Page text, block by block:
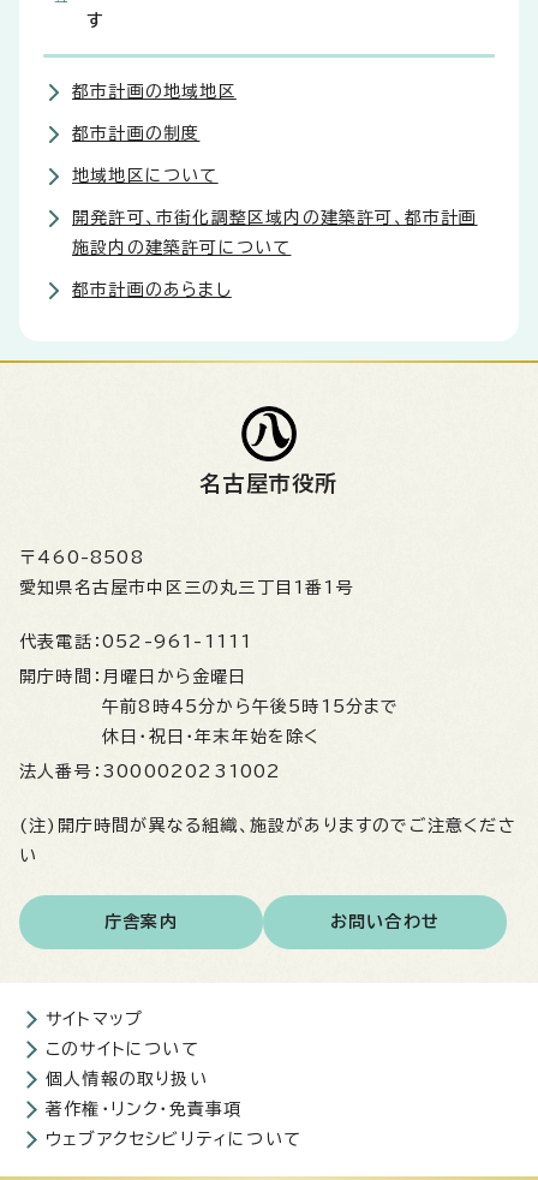
す
都市計画の地域地区
都市計画の制度
地域地区について
開発許可、市街化調整区域内の建築許可、都市計画
施設内の建築許可について
都市計画のあらまし
名古屋市役所
〒460-8508
愛知県名古屋市中区三の丸三丁目1番1号
代表電話： 052-961-1111
開庁時間： 月曜日から金曜日
午前8時45分から午後5時15分まで
休日・祝日・年末年始を除く
法人番号： 3000020231002
(注)開庁時間が異なる組織、施設がありますのでご注意くださ
い
庁舎案内 お問い合わせ
サイトマップ
このサイトについて
個人情報の取り扱い
著作権・リンク・免責事項
ウェブアクセシビリティについて